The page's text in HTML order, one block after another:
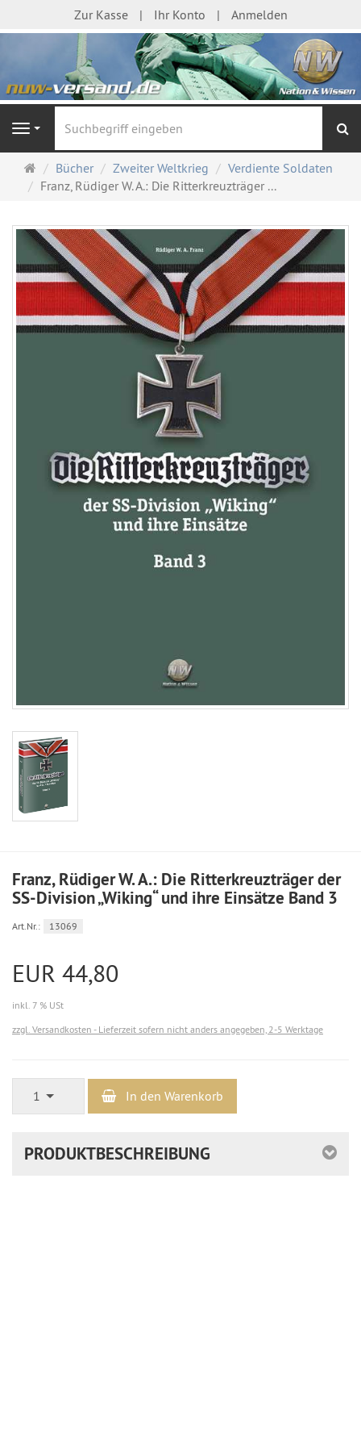
Zur Kasse Ihr Konto Anmelden
Navigation
Startseite
Bücher Zweiter Weltkrieg
Verdiente Soldaten
Franz, Rüdiger W. A.: Die Ritterkreuzträger ...
Franz, Rüdiger W. A.: Die Ritterkreuzträger der
SS-Division „Wiking“ und ihre Einsätze Band 3
Art.Nr.: 13069
EUR 44,80
inkl. 7 % USt
zzgl. Versandkosten - Lieferzeit sofern nicht anders angegeben, 2-5 Werktage
1 In den Warenkorb
PRODUKTBESCHREIBUNG